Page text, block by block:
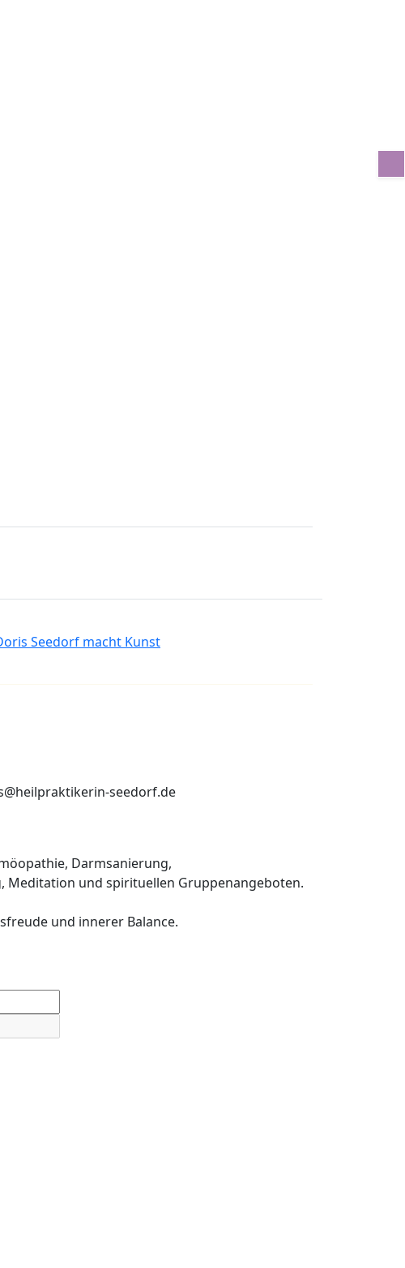
Seedorf macht Kunst
seedorf.de
Darmsanierung,
Meditation und spirituellen Gruppenangeboten.
und innerer Balance.